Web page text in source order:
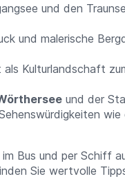
und den
und malerische
Kulturlandschaft
und der
wie
Bus und per Schiff
Sie wertvolle